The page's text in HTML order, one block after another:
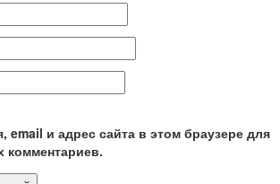
email и адрес сайта в этом браузере для